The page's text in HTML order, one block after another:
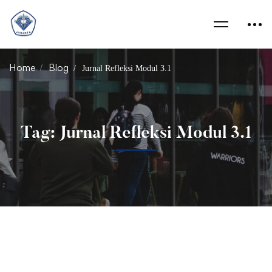
Home Blog Jurnal Refleksi Modul 3.1
Tag: Jurnal Refleksi Modul 3.1